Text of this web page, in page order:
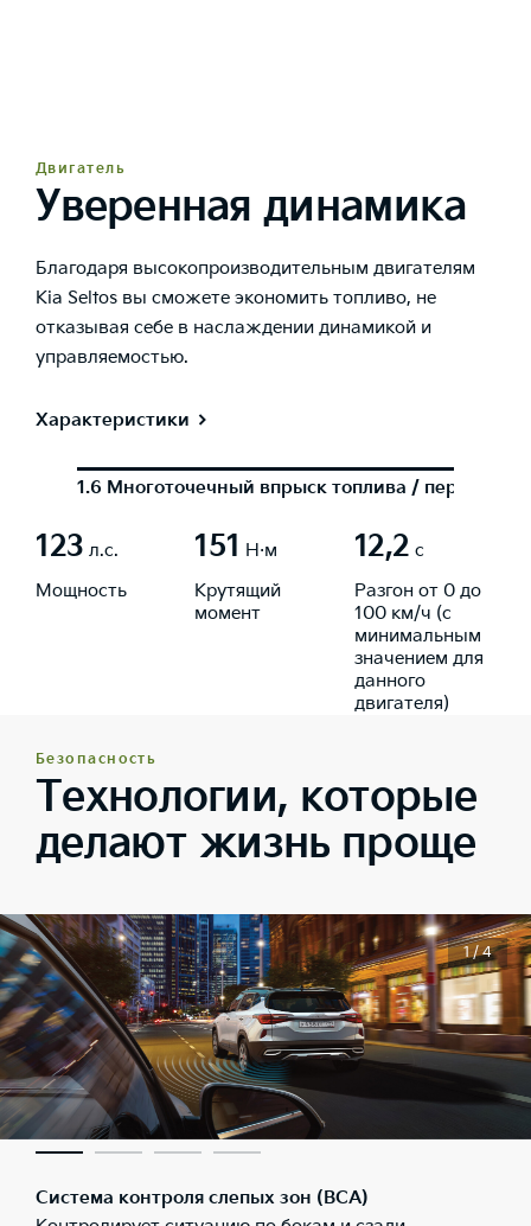
Двигатель
Уверенная динамика
Благодаря высокопроизводительным двигателям
Kia Seltos вы сможете экономить топливо, не
отказывая себе в наслаждении динамикой и
управляемостью.
Характеристики
1.6 Многоточечный впрыск топлива / передний
123 л.с.
Мощность
151 Н·м
Крутящий
момент
12,2 с
Разгон от 0 до
100 км/ч (с
минимальным
значением для
данного
двигателя)
Безопасность
Технологии, которые
делают жизнь проще
Система контроля слепых зон (BCA)
1 / 4